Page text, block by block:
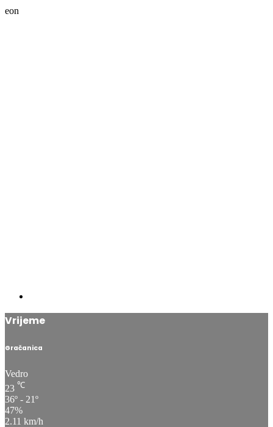
eon
Vrijeme
Gračanica
Vedro
23 ℃
36º - 21º
47%
2.11 km/h